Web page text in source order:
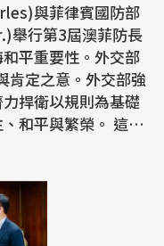
與菲律賓國防部
舉行第3屆澳菲防長
平重要性。外交部
肯定之意。外交部強
捍衛以規則為基礎
平與繁榮。 這份